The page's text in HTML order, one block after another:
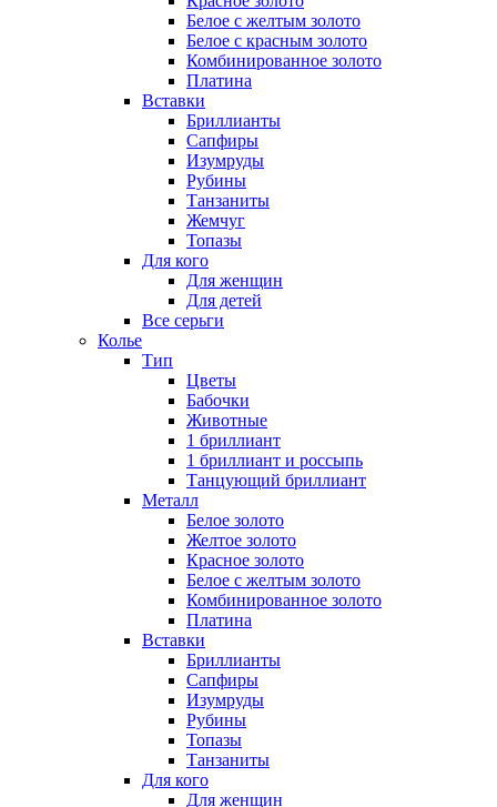
Белое с желтым золото
Белое с красным золото
Комбинированное золото
Платина
Вставки
Бриллианты
Сапфиры
Изумруды
Рубины
Танзаниты
Жемчуг
Топазы
Для кого
Для женщин
Для детей
Все серьги
Колье
Тип
Цветы
Бабочки
Животные
1 бриллиант
1 бриллиант и россыпь
Танцующий бриллиант
Металл
Белое золото
Желтое золото
Красное золото
Белое с желтым золото
Комбинированное золото
Платина
Вставки
Бриллианты
Сапфиры
Изумруды
Рубины
Топазы
Танзаниты
Для кого
Для женщин